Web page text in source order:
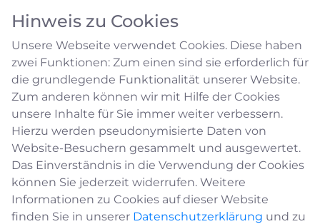
Schützenbruderschaften
und -Vereine
Assmuth
Hinweis zu Cookies
Unsere Webseite verwendet Cookies. Diese haben
zwei Funktionen: Zum einen sind sie erforderlich für
die grundlegende Funktionalität unserer Website.
Zum anderen können wir mit Hilfe der Cookies
unsere Inhalte für Sie immer weiter verbessern.
Hierzu werden pseudonymisierte Daten von
Website-Besuchern gesammelt und ausgewertet.
Das Einverständnis in die Verwendung der Cookies
können Sie jederzeit widerrufen. Weitere
Informationen zu Cookies auf dieser Website
finden Sie in unserer Datenschutzerklärung und zu